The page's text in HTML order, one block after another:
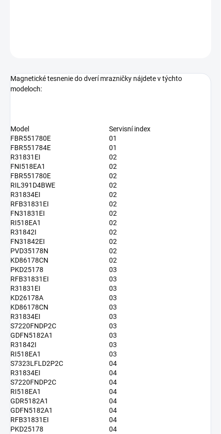
Magnetické tesnenie do dverí mrazničky nájdete v týchto
modeloch:
Model
Servisní index
FBR551780E
01
FBR551784E
01
R31831EI
02
FNI518EA1
02
FBR551780E
02
RIL391D4BWE
02
R31834EI
02
RFB31831EI
02
FN31831EI
02
RI518EA1
02
R31842I
02
FN31842EI
02
PVD35178N
02
KD86178CN
02
PKD25178
03
RFB31831EI
03
R31831EI
03
KD26178A
03
KD86178CN
03
R31834EI
03
S7220FNDP2C
03
GDFN5182A1
03
R31842I
03
RI518EA1
03
S7323LFLD2P2C
04
R31834EI
04
S7220FNDP2C
04
RI518EA1
04
GDR5182A1
04
GDFN5182A1
04
RFB31831EI
04
PKD25178
04